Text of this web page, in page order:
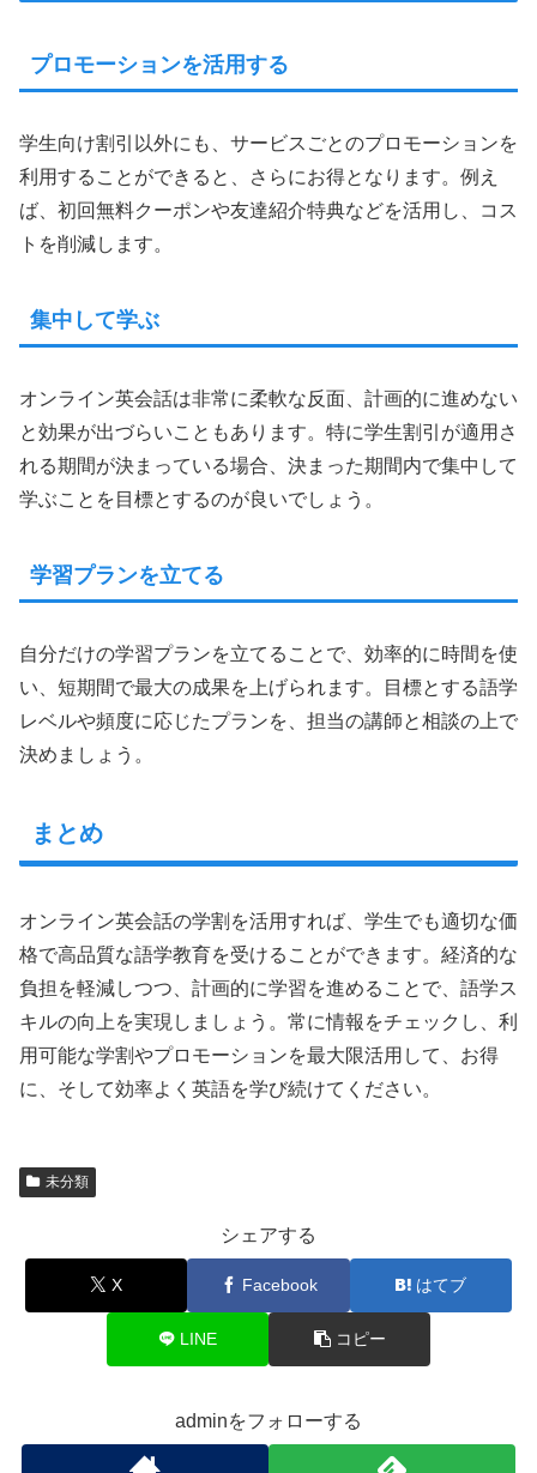
プロモーションを活用する
学生向け割引以外にも、サービスごとのプロモーションを
利用することができると、さらにお得となります。例え
ば、初回無料クーポンや友達紹介特典などを活用し、コス
トを削減します。
集中して学ぶ
オンライン英会話は非常に柔軟な反面、計画的に進めない
と効果が出づらいこともあります。特に学生割引が適用さ
れる期間が決まっている場合、決まった期間内で集中して
学ぶことを目標とするのが良いでしょう。
学習プランを立てる
自分だけの学習プランを立てることで、効率的に時間を使
い、短期間で最大の成果を上げられます。目標とする語学
レベルや頻度に応じたプランを、担当の講師と相談の上で
決めましょう。
まとめ
オンライン英会話の学割を活用すれば、学生でも適切な価
格で高品質な語学教育を受けることができます。経済的な
負担を軽減しつつ、計画的に学習を進めることで、語学ス
キルの向上を実現しましょう。常に情報をチェックし、利
用可能な学割やプロモーションを最大限活用して、お得
に、そして効率よく英語を学び続けてください。
未分類
シェアする
X Facebook はてブ
LINE コピー
adminをフォローする